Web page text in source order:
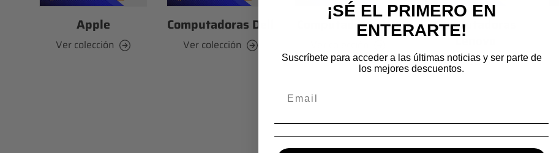
Apple
Ver colección
Computadoras Dell
Ver colección
Computadoras HP
Computadoras
Lenovo
Ver colección
¡SÉ EL PRIMERO EN
ENTERARTE!
Suscríbete para acceder a las últimas noticias y ser parte de
los mejores descuentos.